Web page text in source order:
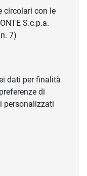
circolari con le
S.c.p.a.
7)
dati per finalità
di
personalizzati